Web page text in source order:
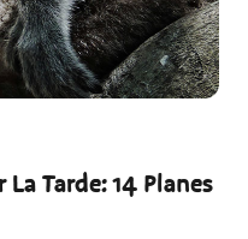
Tarde: 14 Planes